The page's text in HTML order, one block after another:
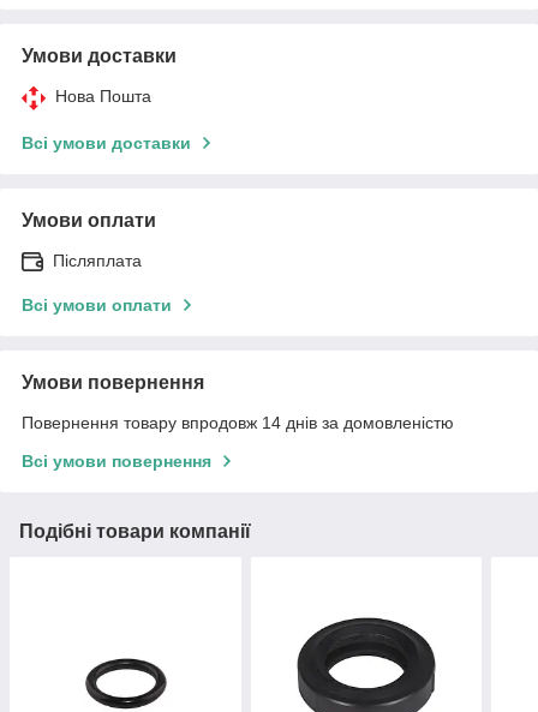
Умови доставки
Нова Пошта
Всі умови доставки
Умови оплати
Післяплата
Всі умови оплати
Умови повернення
Повернення товару впродовж 14 днів за домовленістю
Всі умови повернення
Подібні товари компанії